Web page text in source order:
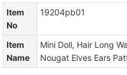
Item
No
19204pb01
Item
Name
Mini Doll, Hair Long
Nougat Elves Ears